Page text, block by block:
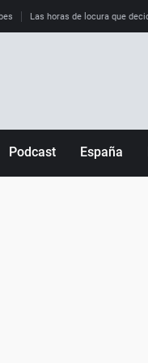
Las horas de locura que
Podcast España